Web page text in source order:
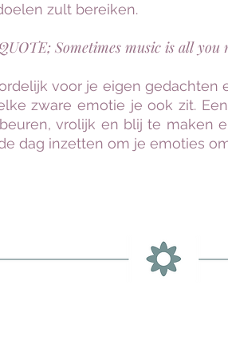
zult bereiken.
Sometimes music is all you
voor je eigen
zware emotie je ook zit.
vrolijk en blij te maken
dag inzetten om je emoties